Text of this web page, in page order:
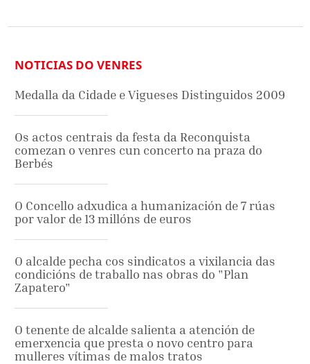
NOTICIAS DO VENRES
Medalla da Cidade e Vigueses Distinguidos 2009
Os actos centrais da festa da Reconquista
comezan o venres cun concerto na praza do
Berbés
O Concello adxudica a humanización de 7 rúas
por valor de 13 millóns de euros
O alcalde pecha cos sindicatos a vixilancia das
condicións de traballo nas obras do "Plan
Zapatero"
O tenente de alcalde salienta a atención de
emerxencia que presta o novo centro para
mulleres vítimas de malos tratos